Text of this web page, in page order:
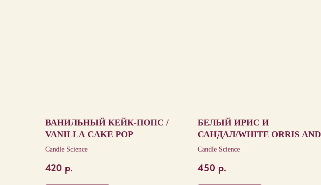
ВАНИЛЬНЫЙ КЕЙК-ПОПС /
VANILLA CAKE POP
Candle Science
420 р.
БЕЛЫЙ ИРИС И
САНДАЛ/WHITE ORRIS AND
SANDALWOOD
Candle Science
450 р.